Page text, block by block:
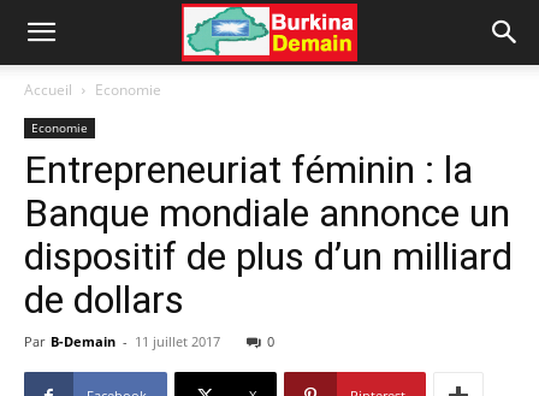
Accueil Economie
Economie
Entrepreneuriat féminin : la
Banque mondiale annonce un
dispositif de plus d’un milliard
de dollars
Par B-Demain - 11 juillet 2017 0